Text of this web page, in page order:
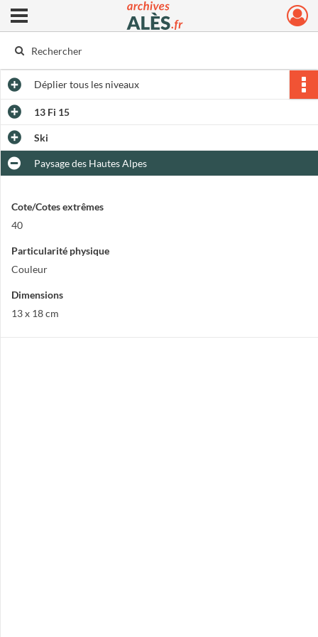
Archives municipales d'Alès
Ouvrir le menu déroulant
Dépliertous les niveaux
13 Fi 15
Ski
Paysage des Hautes Alpes
Cote/Cotes extrêmes
40
Particularité physique
Couleur
Dimensions
13 x 18 cm